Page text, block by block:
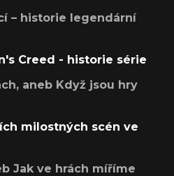
– historie legendární
Creed - historie série
aneb Když jsou hry
milostných scén ve
Jak ve hrách míříme